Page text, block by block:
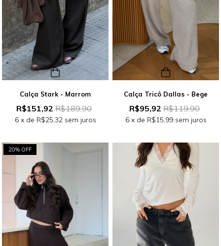
Calça Stark - Marrom
R$151,92 R$189,90
6 x de R$25,32 sem juros
Calça Tricô Dallas - Bege
R$95,92 R$119,90
6 x de R$15,99 sem juros
20% OFF